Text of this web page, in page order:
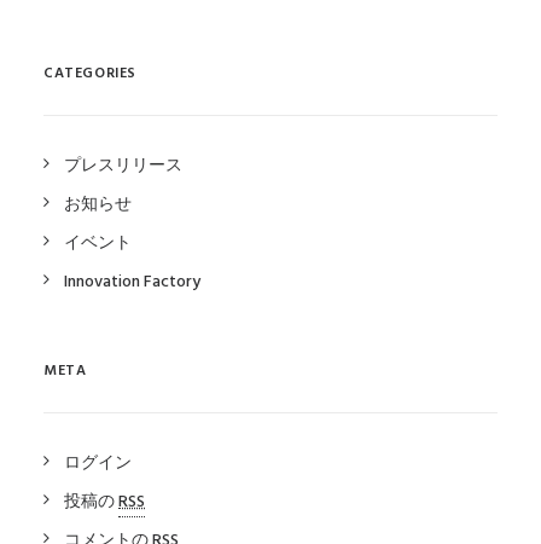
CATEGORIES
プレスリリース
お知らせ
イベント
Innovation Factory
META
ログイン
投稿のRSS